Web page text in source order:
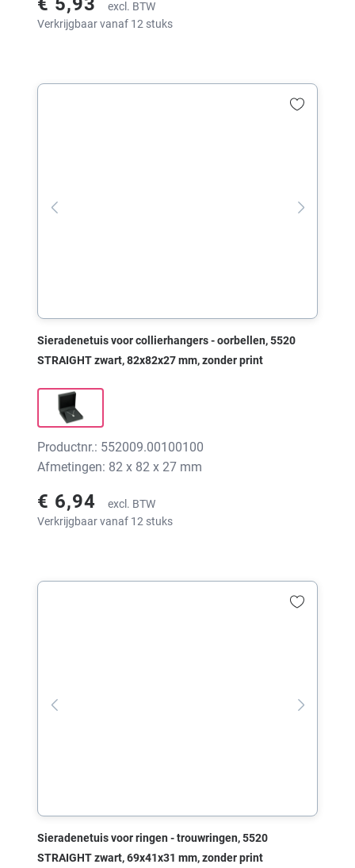
excl. BTW
Verkrijgbaar vanaf 12 stuks
Sieradenetuis voor collierhangers - oorbellen, 5520
STRAIGHT zwart, 82x82x27 mm, zonder print
Productnr.: 552009.00100100
Afmetingen: 82 x 82 x 27 mm
€ 6,94
excl. BTW
Verkrijgbaar vanaf 12 stuks
Sieradenetuis voor ringen - trouwringen, 5520
STRAIGHT zwart, 69x41x31 mm, zonder print